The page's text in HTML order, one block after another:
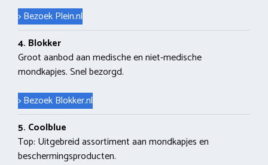
> Bezoek Plein.nl
4. Blokker
Groot aanbod aan medische en niet-medische
mondkapjes. Snel bezorgd.
> Bezoek Blokker.nl
5. Coolblue
Top: Uitgebreid assortiment aan mondkapjes en
beschermingsproducten.